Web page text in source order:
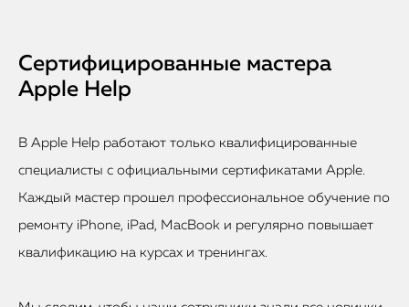
Сертифицированные мастера
Apple Help
В Apple Help работают только квалифицированные
специалисты с официальными сертификатами Apple.
Каждый мастер прошел профессиональное обучение по
ремонту iPhone, iPad, MacBook и регулярно повышает
квалификацию на курсах и тренингах.